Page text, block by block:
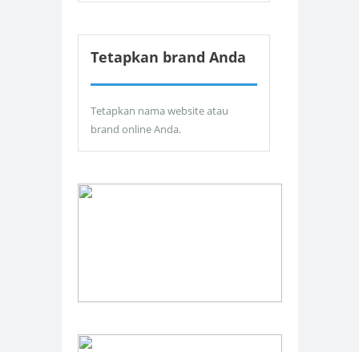
Tetapkan brand Anda
Tetapkan nama website atau
brand online Anda.